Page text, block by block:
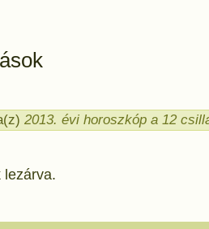
2013. évi horoszkóp a 12
lezárva.